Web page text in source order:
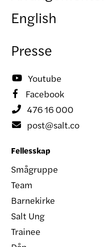
English
Presse
 Youtube
 Facebook
 476 16 000
 post@salt.co
Fellesskap
Smågruppe
Team
Barnekirke
Salt Ung
Trainee